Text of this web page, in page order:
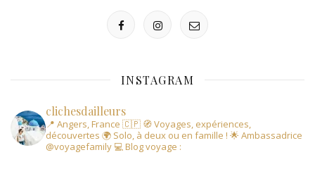
INSTAGRAM
clichesdailleurs
📍 Angers, France 🇨🇵 🧭 Voyages, expériences,
découvertes 🌍 Solo, à deux ou en famille ! 🌟 Ambassadrice
@voyagefamily 💻 Blog voyage :